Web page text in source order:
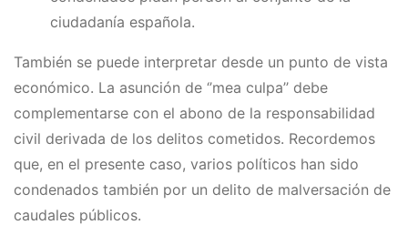
ciudadanía española.
También se puede interpretar desde un punto de vista
económico. La asunción de ‘’mea culpa’’ debe
complementarse con el abono de la responsabilidad
civil derivada de los delitos cometidos. Recordemos
que, en el presente caso, varios políticos han sido
condenados también por un delito de malversación de
caudales públicos.